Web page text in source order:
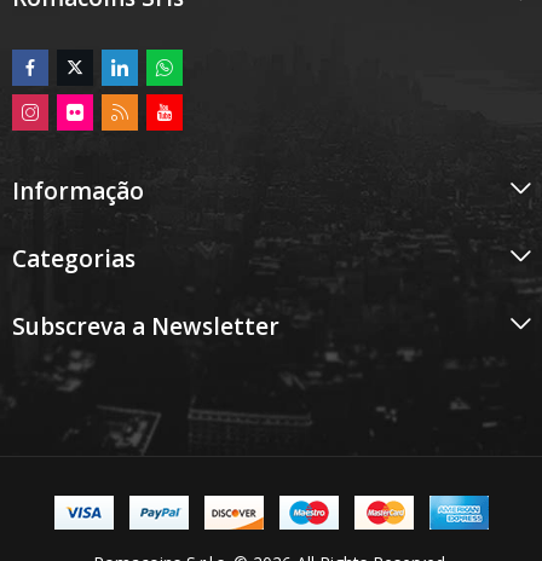
Informação
Categorias
Subscreva a Newsletter